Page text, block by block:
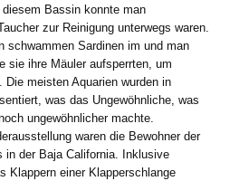
Bassin konnte man
zur Reinigung unterwegs waren.
schwammen Sardinen im und man
sie ihre Mäuler aufsperrten, um
Die meisten Aquarien wurden in
was das Ungewöhnliche, was
ungewöhnlicher machte.
waren die Bewohner der
in der Baja California. Inklusive
Klappern einer Klapperschlange